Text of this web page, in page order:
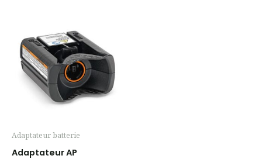
Adaptateur batterie
Adaptateur AP